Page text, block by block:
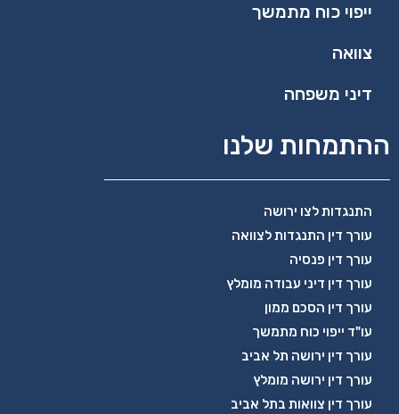
ייפוי כוח מתמשך
צוואה
דיני משפחה
ההתמחות שלנו
התנגדות לצו ירושה
עורך דין התנגדות לצוואה
עורך דין פנסיה
עורך דין דיני עבודה מומלץ
עורך דין הסכם ממון
עו"ד ייפוי כוח מתמשך
עורך דין ירושה תל אביב
עורך דין ירושה מומלץ
עורך דין צוואות בתל אביב